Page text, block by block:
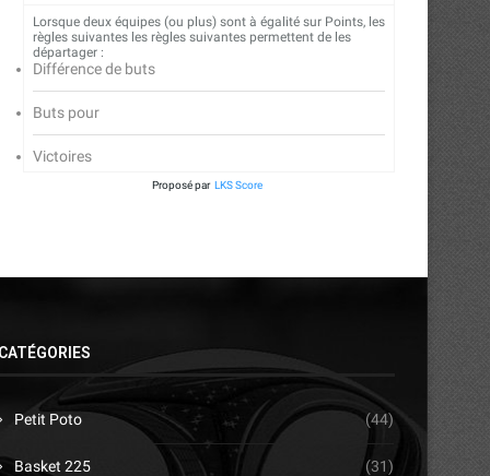
16/07/2026
Lorsque deux équipes (ou plus) sont à égalité sur Points, les
règles suivantes les règles suivantes permettent de les
départager :
Différence de buts
Buts pour
Victoires
Proposé par LKS Score
Petit Poto (44)
Basket 225 (31)